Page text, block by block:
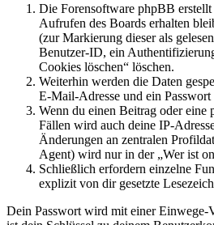
Die Forensoftware phpBB erstellt
Aufrufen des Boards erhalten
(zur Markierung dieser als
Benutzer-ID, ein
Cookies löschen“ löschen.
Weiterhin werden die Daten
E-Mail-Adresse und ein
Wenn du einen Beitrag oder eine
Fällen wird auch deine IP-
Änderungen an zentralen
Agent) wird nur in der „Wer ist
Schließlich erfordern einzelne
explizit von dir gesetzte
Dein Passwort wird mit einer Einwege-